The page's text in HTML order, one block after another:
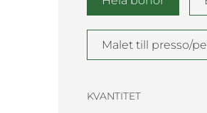
Malet till presso/
KVANTITET